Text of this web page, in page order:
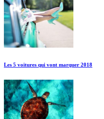
Les 5 voitures qui vont marquer 2018